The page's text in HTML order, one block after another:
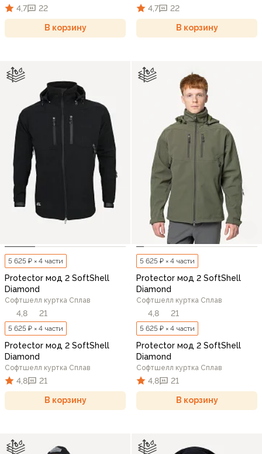
4,7 22
В корзину
4,7 22
В корзину
5 625 ₽ × 4 части
Protector мод 2 SoftShell
Diamond
Софтшелл куртка Сплав
4,8 21
5 625 ₽ × 4 части
Protector мод 2 SoftShell
Diamond
Софтшелл куртка Сплав
4,8 21
В корзину
5 625 ₽ × 4 части
Protector мод 2 SoftShell
Diamond
Софтшелл куртка Сплав
4,8 21
5 625 ₽ × 4 части
Protector мод 2 SoftShell
Diamond
Софтшелл куртка Сплав
4,8 21
В корзину